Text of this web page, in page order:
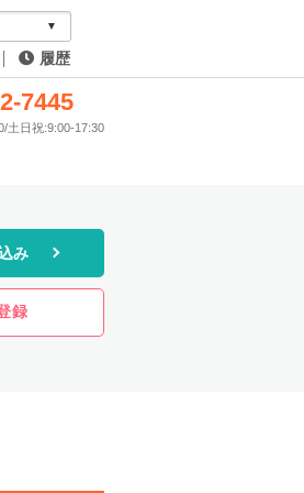
履歴
7445
土日祝:9:00-17:30
み
録